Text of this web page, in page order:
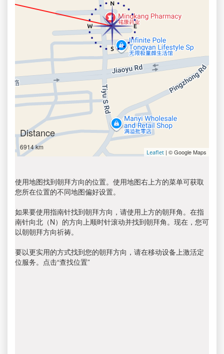
Distance
6914 km
Leaflet | © Google Maps
使用地图找到朝拜方向的位置。使用地图右上方的菜单可获取
您所在位置的不同地图偏好设置。
如果要使用指南针找到朝拜方向，请使用上方的朝拜角。在指
南针向北（N）的方向上顺时针滚动并找到朝拜角。现在，您可
以朝朝拜方向祈祷。
要以更实用的方式找到您的朝拜方向，请在移动设备上激活定
位服务。点击“查找位置”